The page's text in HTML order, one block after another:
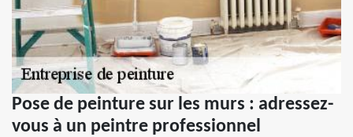
Pose de peinture sur les murs : adressez-
vous à un peintre professionnel